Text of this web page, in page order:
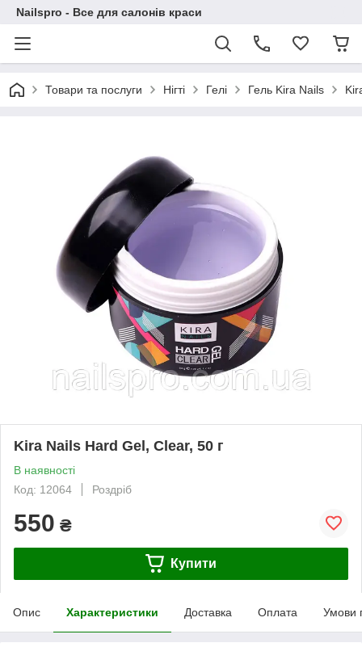
Nailspro - Все для салонів краси
Товари та послуги Нігті Гелі Гель Kira Nails
Kira Nails Hard Gel, Clear, 50 г
В наявності
Код: 12064
Роздріб
550 ₴
Купити
Опис Характеристики Доставка Оплата Умови